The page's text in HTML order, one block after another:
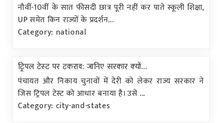
नौवीं-10वीं के सात फीसदी छात्र पूरी नहीं कर पाते स्कूली शिक्षा,
UP समेत किन राज्यों के प्रदर्शन...
Category: national
ट्रिपल टेस्ट पर टकराव: जानिए सरकार क्यों...
पंचायत और निकाय चुनावों में देरी को लेकर राज्य सरकार ने
जिस ट्रिपल टेस्ट को आधार बनाया है। उसे ...
Category: city-and-states